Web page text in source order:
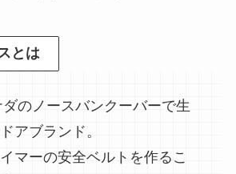
とは
のノースバンクーバーで生
アブランド。
マーの安全ベルトを作るこ